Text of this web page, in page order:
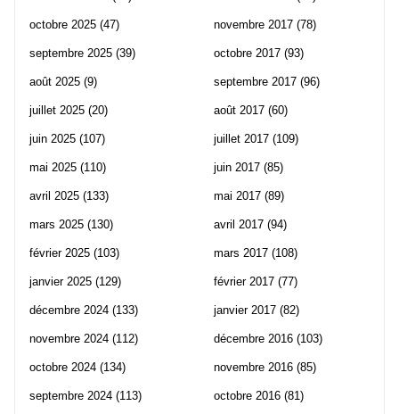
octobre 2025 (47)
septembre 2025 (39)
août 2025 (9)
juillet 2025 (20)
juin 2025 (107)
mai 2025 (110)
avril 2025 (133)
mars 2025 (130)
février 2025 (103)
janvier 2025 (129)
décembre 2024 (133)
novembre 2024 (112)
octobre 2024 (134)
septembre 2024 (113)
novembre 2017 (78)
octobre 2017 (93)
septembre 2017 (96)
août 2017 (60)
juillet 2017 (109)
juin 2017 (85)
mai 2017 (89)
avril 2017 (94)
mars 2017 (108)
février 2017 (77)
janvier 2017 (82)
décembre 2016 (103)
novembre 2016 (85)
octobre 2016 (81)